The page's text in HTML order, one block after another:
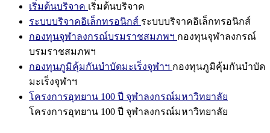
เริ่มต้นบริจาค เริ่มต้นบริจาค
ระบบบริจาคอิเล็กทรอนิกส์ ระบบบริจาคอิเล็กทรอนิกส์
กองทุนจุฬาลงกรณ์บรมราชสมภพฯ กองทุนจุฬาลงกรณ์
บรมราชสมภพฯ
กองทุนภูมิคุ้มกันบำบัดมะเร็งจุฬาฯ กองทุนภูมิคุ้มกันบำบัด
มะเร็งจุฬาฯ
โครงการอุทยาน 100 ปี จุฬาลงกรณ์มหาวิทยาลัย
โครงการอุทยาน 100 ปี จุฬาลงกรณ์มหาวิทยาลัย